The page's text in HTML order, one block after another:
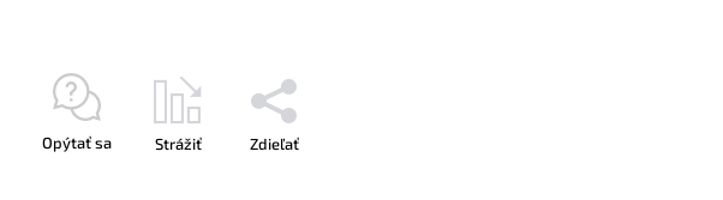
Opýtať sa Strážiť Zdieľať